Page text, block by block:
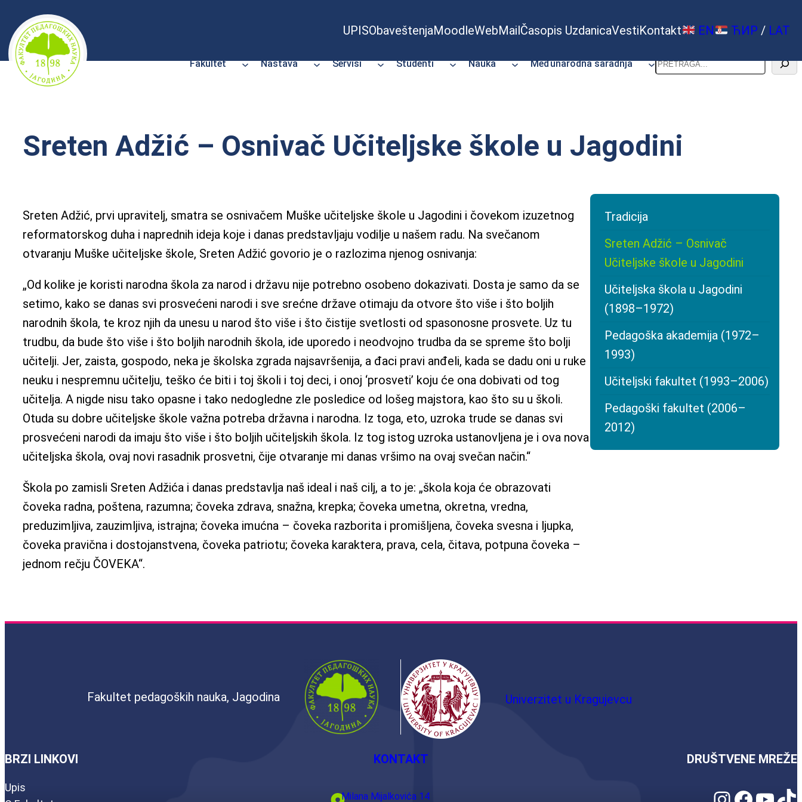
Skoči
na
sadržaj
UPISObaveštenjaMoodleWebMailČasopis UzdanicaVestiKontakt EN ЋИР / LAT
Fakultet Nastava Servisi Studenti Nauka Međunarodna saradnja Pretraga
Sreten Adžić – Osnivač Učiteljske škole u Jagodini
Sreten Adžić, prvi upravitelj, smatra se osnivačem Muške učiteljske škole u Jagodini i čovekom izuzetnog
reformatorskog duha i naprednih ideja koje i danas predstavljaju vodilje u našem radu. Na svečanom
otvaranju Muške učiteljske škole, Sreten Adžić govorio je o razlozima njenog osnivanja:
„Od kolike je koristi narodna škola za narod i državu nije potrebno osobeno dokazivati. Dosta je samo da se
setimo, kako se danas svi prosvećeni narodi i sve srećne države otimaju da otvore što više i što boljih
narodnih škola, te kroz njih da unesu u narod što više i što čistije svetlosti od spasonosne prosvete. Uz tu
trudbu, da bude što više i što boljih narodnih škola, ide uporedo i neodvojno trudba da se spreme što bolji
učitelji. Jer, zaista, gospodo, neka je školska zgrada najsavršenija, a đaci pravi anđeli, kada se dadu oni u ruke
neuku i nespremnu učitelju, teško će biti i toj školi i toj deci, i onoj ‘prosveti’ koju će ona dobivati od tog
učitelja. A nigde nisu tako opasne i tako nedogledne zle posledice od lošeg majstora, kao što su u školi.
Otuda su dobre učiteljske škole važna potreba državna i narodna. Iz toga, eto, uzroka trude se danas svi
prosvećeni narodi da imaju što više i što boljih učiteljskih škola. Iz tog istog uzroka ustanovljena je i ova nova
učiteljska škola, ovaj novi rasadnik prosvetni, čije otvaranje mi danas vršimo na ovaj svečan način.“
Škola po zamisli Sreten Adžića i danas predstavlja naš ideal i naš cilj, a to je: „škola koja će obrazovati
čoveka radna, poštena, razumna; čoveka zdrava, snažna, krepka; čoveka umetna, okretna, vredna,
preduzimljiva, zauzimljiva, istrajna; čoveka imućna – čoveka razborita i promišljena, čoveka svesna i ljupka,
čoveka pravična i dostojanstvena, čoveka patriotu; čoveka karaktera, prava, cela, čitava, potpuna čoveka –
jednom rečju ČOVEKA“.
Tradicija
Sreten Adžić – Osnivač
Učiteljske škole u Jagodini
Učiteljska škola u Jagodini
(1898–1972)
Pedagoška akademija (1972–
1993)
Učiteljski fakultet (1993–2006)
Pedagoški fakultet (2006–
2012)
Fakultet pedagoških nauka, Jagodina Univerzitet u Kragujevcu
BRZI LINKOVI
Upis
KONTAKT
Milana Mijalkovića 14
DRUŠTVENE MREŽE